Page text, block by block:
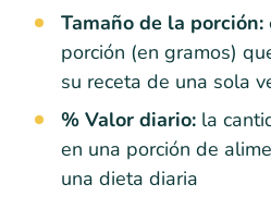
Tamaño de la porción:
porción (en gramos)
su receta de una sola
% Valor diario: la
en una porción de
una dieta diaria